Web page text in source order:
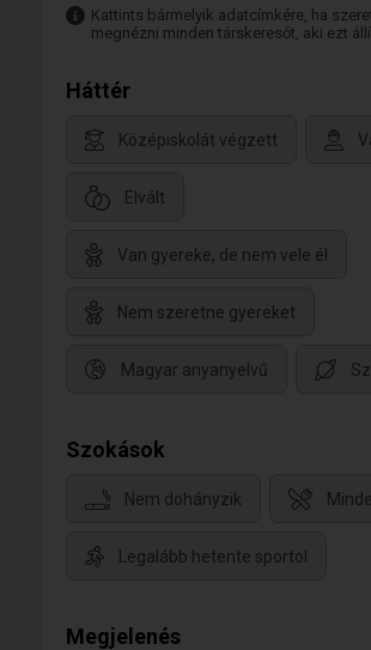
Kattints bármelyik adatcímkére, ha
megnézni minden társkeresőt, aki ezt
Háttér
Középiskolát végzett
Elvált
Van gyereke, de nem vele él
Nem szeretne gyereket
Magyar anyanyelvű
Szokások
Nem dohányzik
Legalább hetente sportol
Megjelenés